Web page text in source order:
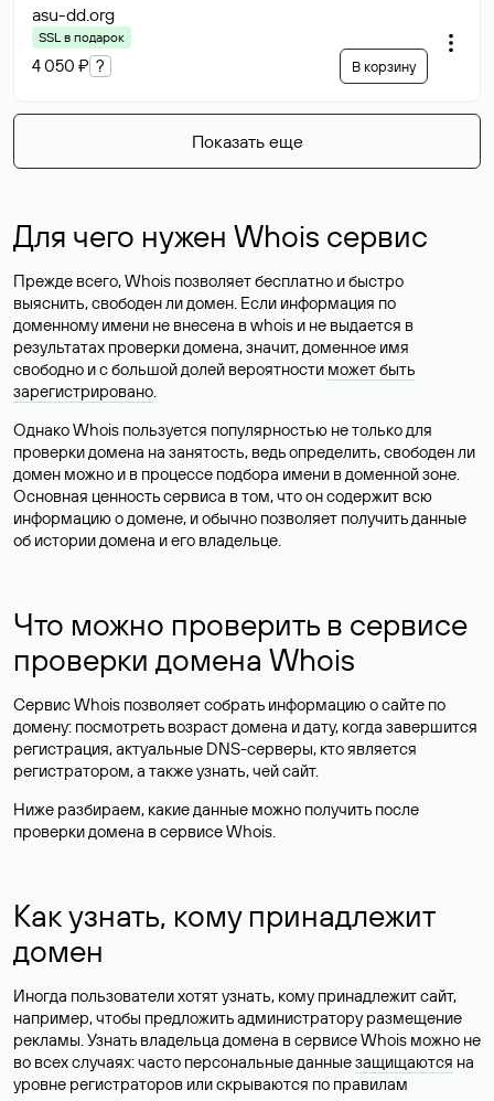
asu-dd.org
SSL в подарок
4 050 ₽ ? В корзину
Показать еще
Для чего нужен Whois сервис
Прежде всего, Whois позволяет бесплатно и быстро
выяснить, свободен ли домен. Если информация по
доменному имени не внесена в whois и не выдается в
результатах проверки домена, значит, доменное имя
свободно и с большой долей вероятности может быть
зарегистрировано.
Однако Whois пользуется популярностью не только для
проверки домена на занятость, ведь определить, свободен ли
домен можно и в процессе подбора имени в доменной зоне.
Основная ценность сервиса в том, что он содержит всю
информацию о домене, и обычно позволяет получить данные
об истории домена и его владельце.
Что можно проверить в сервисе
проверки домена Whois
Сервис Whois позволяет собрать информацию о сайте по
домену: посмотреть возраст домена и дату, когда завершится
регистрация, актуальные DNS-серверы, кто является
регистратором, а также узнать, чей сайт.
Ниже разбираем, какие данные можно получить после
проверки домена в сервисе Whois.
Как узнать, кому принадлежит
домен
Иногда пользователи хотят узнать, кому принадлежит сайт,
например, чтобы предложить администратору размещение
рекламы. Узнать владельца домена в сервисе Whois можно не
во всех случаях: часто персональные данныезащищаются на
уровне регистраторов или скрываются по правилам